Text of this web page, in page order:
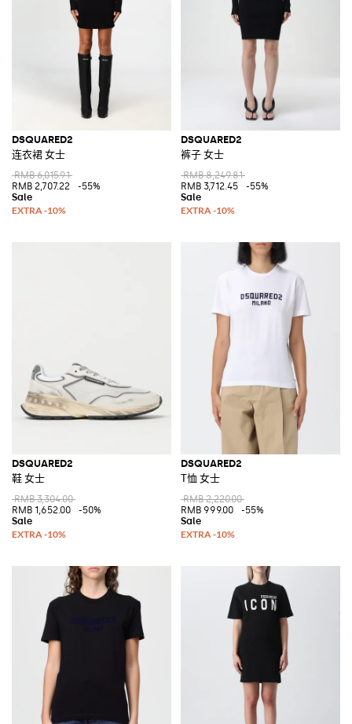
DSQUARED2
连衣裙 女士
RMB 6,015.91
RMB 2,707.22
-55%
DSQUARED2
裤子 女士
RMB 8,249.81
RMB 3,712.45
-55%
DSQUARED2
鞋 女士
RMB 3,304.00
RMB 1,652.00
-50%
DSQUARED2
T恤 女士
RMB 2,220.00
RMB 999.00
-55%